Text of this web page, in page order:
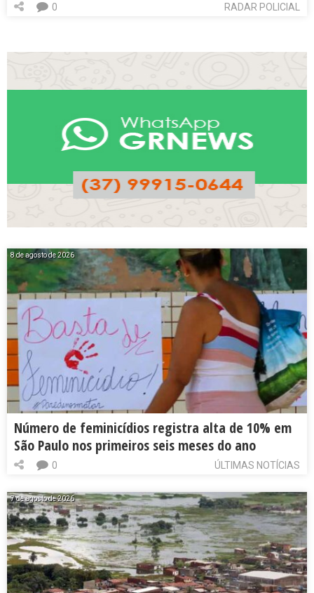
RADAR POLICIAL
0
8 de agosto de 2026
Número de feminicídios registra alta de 10% em
São Paulo nos primeiros seis meses do ano
ÚLTIMAS NOTÍCIAS
0
7 de agosto de 2026